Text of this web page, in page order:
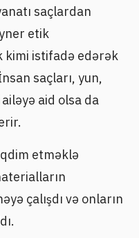
saçlardan
etik
kimi istifadə edərək
saçları, yun,
aid olsa da
etməklə
çalışdı və onların